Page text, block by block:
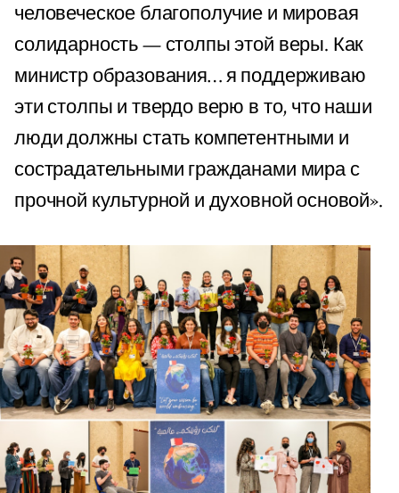
человеческое благополучие и мировая
солидарность — столпы этой веры. Как
министр образования… я поддерживаю
эти столпы и твердо верю в то, что наши
люди должны стать компетентными и
сострадательными гражданами мира с
прочной культурной и духовной основой».